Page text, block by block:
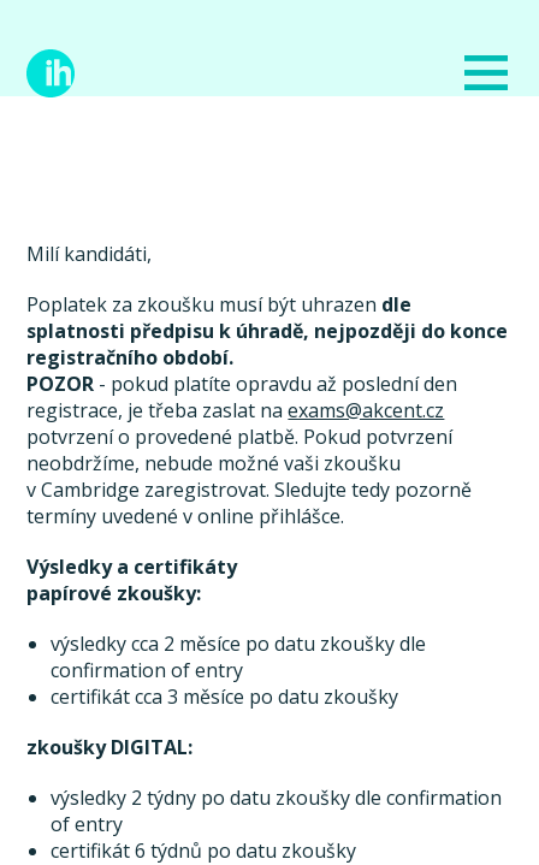
Milí kandidáti,
Poplatek za zkoušku musí být uhrazen dle
splatnosti předpisu k úhradě, nejpozději do konce
registračního období.
POZOR - pokud platíte opravdu až poslední den
registrace, je třeba zaslat naexams@akcent.cz
potvrzení o provedené platbě. Pokud potvrzení
neobdržíme, nebude možné vaši zkoušku
v Cambridge zaregistrovat. Sledujte tedy pozorně
termíny uvedené v online přihlášce.
Výsledky a certifikáty
papírové zkoušky:
výsledky cca 2 měsíce po datu zkoušky dle
confirmation of entry
certifikát cca 3 měsíce po datu zkoušky
zkoušky DIGITAL:
výsledky 2 týdny po datu zkoušky dle confirmation
of entry
certifikát 6 týdnů po datu zkoušky